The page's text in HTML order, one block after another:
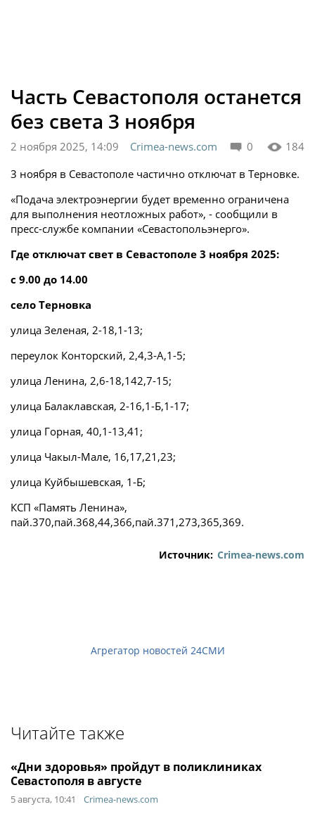
Часть Севастополя останется
без света 3 ноября
0 184
2 ноября 2025, 14:09
Crimea-news.com
3 ноября в Севастополе частично отключат в Терновке.
«Подача электроэнергии будет временно ограничена
для выполнения неотложных работ», - сообщили в
пресс-службе компании «Севастопольэнерго».
Где отключат свет в Севастополе 3 ноября 2025:
с 9.00 до 14.00
село Терновка
улица Зеленая, 2-18,1-13;
переулок Конторский, 2,4,3-А,1-5;
улица Ленина, 2,6-18,142,7-15;
улица Балаклавская, 2-16,1-Б,1-17;
улица Горная, 40,1-13,41;
улица Чакыл-Мале, 16,17,21,23;
улица Куйбышевская, 1-Б;
КСП «Память Ленина»,
пай.370,пай.368,44,366,пай.371,273,365,369.
Источник: Crimea-news.com
Агрегатор новостей 24СМИ
Читайте также
«Дни здоровья» пройдут в поликлиниках
Севастополя в августе
5 августа, 10:41 Crimea-news.com